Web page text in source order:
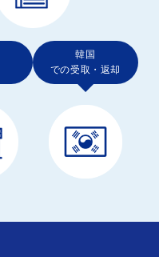
韓国
での受取・返却